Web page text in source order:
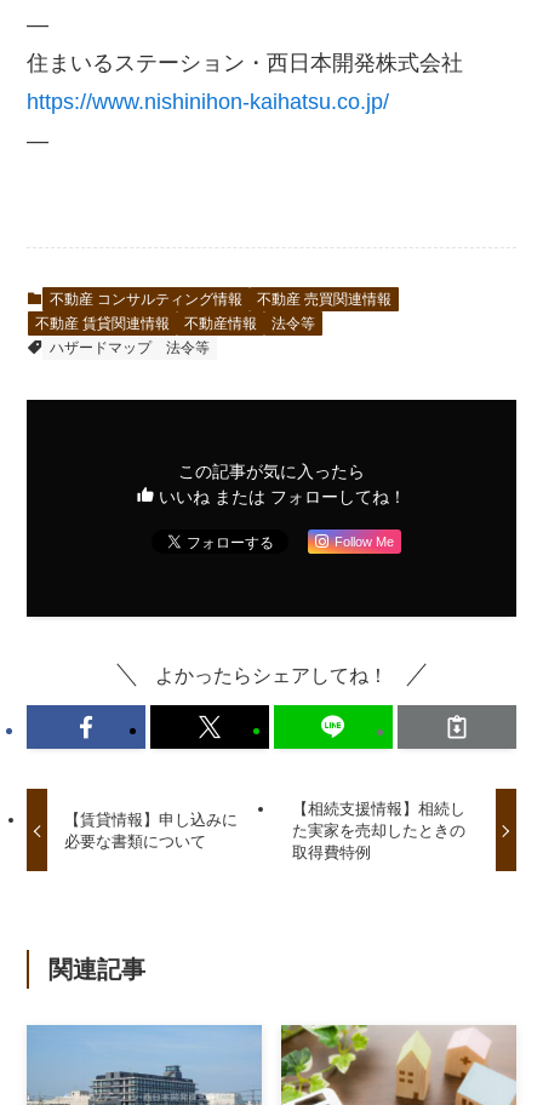
—
住まいるステーション・西日本開発株式会社
https://www.nishinihon-kaihatsu.co.jp/
—
不動産 コンサルティング情報
不動産 売買関連情報
不動産 賃貸関連情報
不動産情報
法令等
ハザードマップ
法令等
この記事が気に入ったら
いいね または フォローしてね！
Follow Me
よかったらシェアしてね！
【賃貸情報】申し込みに
必要な書類について
【相続支援情報】相続し
た実家を売却したときの
取得費特例
関連記事